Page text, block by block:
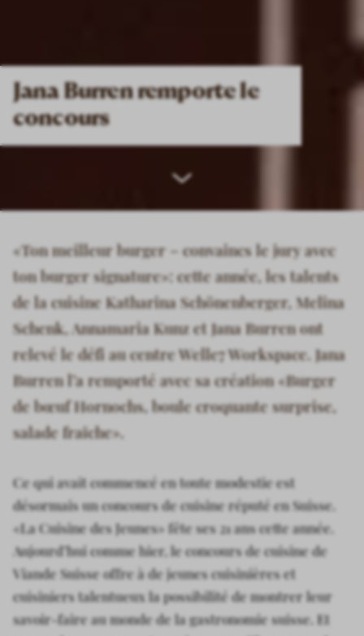
Jana Burren remporte le
concours
«Ton meilleur burger – convaincs le jury avec
ton burger signature»: cette année, les talents
de la cuisine Katharina Schönenberger, Melina
Schenk, Annamaria Kunz et Jana Burren ont
relevé le défi au centre Welle7 Workspace. Jana
Burren l’a remporté avec sa création «Burger
de bœuf Hornochs, boule croquante surprise,
salade fraîche».
Ce qui avait commencé en toute modestie est
désormais un concours de cuisine réputé en Suisse.
«La Cuisine des Jeunes» fête ses 21 ans cette année.
Aujourd’hui comme hier, le concours de cuisine de
Viande Suisse offre à de jeunes cuisinières et
cuisiniers talentueux la possibilité de montrer leur
savoir-faire au monde de la gastronomie suisse. Et